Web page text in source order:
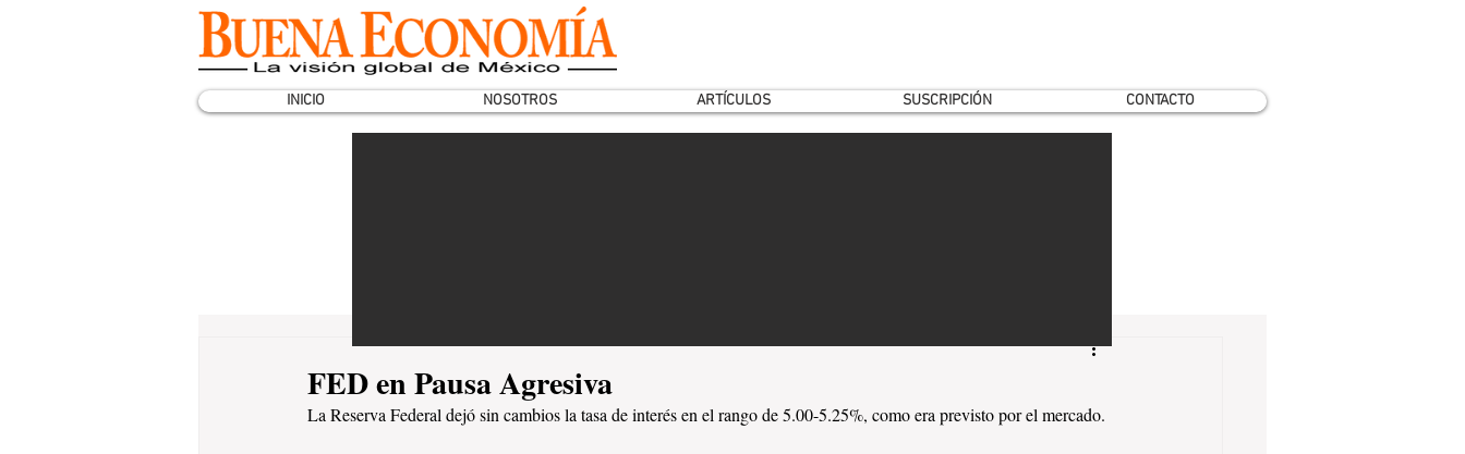
INICIO NOSOTROS ARTÍCULOS SUSCRIPCIÓN CONTACTO
FED en Pausa Agresiva
La Reserva Federal dejó sin cambios la tasa de interés en el rango de 5.00-5.25%, como era previsto por el mercado.